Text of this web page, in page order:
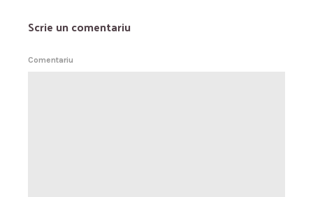
Scrie un comentariu
Comentariu